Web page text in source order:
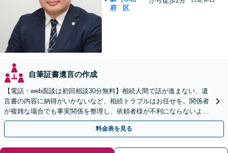
府
区
自筆証書遺言の作成
【電話・web面談は初回相談30分無料】相続人間で話が進まない、遺
言書の内容に納得がいかないなど、相続トラブルはお任せを。関係者
が複雑な場合でも事実関係を整理し、依頼者様が不利にならないよう
尽力します。まずは今の状況をお聞かせください。
料金表を見る